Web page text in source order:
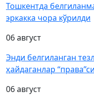
Тошкентда
эркакка чора кўрилди
06 август
Энди белгиланган
ҳайдаганлар
06 август